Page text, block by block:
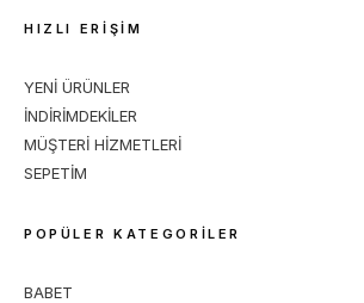
HIZLI ERİŞİM
YENİ ÜRÜNLER
İNDİRİMDEKİLER
MÜŞTERİ HİZMETLERİ
SEPETİM
POPÜLER KATEGORİLER
BABET